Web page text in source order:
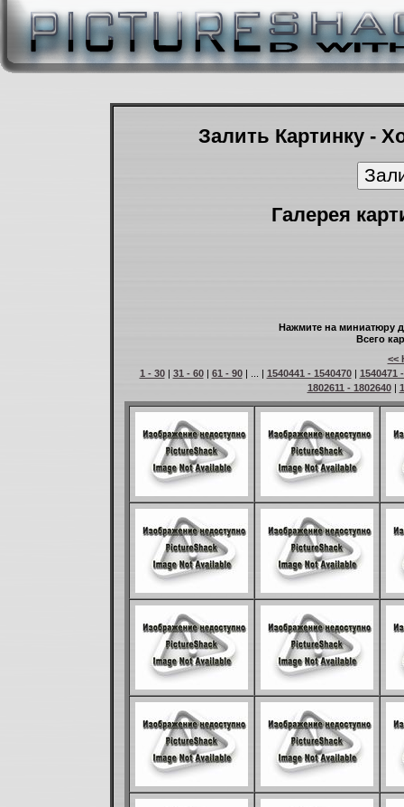
Залить Картинку -
Галерея
Нажмите на миниатюру
Всего
<<
1 - 30| 31 - 60| 61 - 90| ... | 1540441 - 1540470| 1540471
1802611 - 1802640|